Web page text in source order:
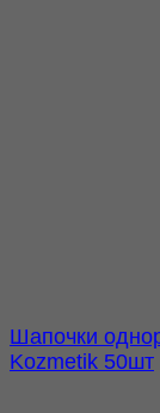
Шапочки
Kozmetik 50шт